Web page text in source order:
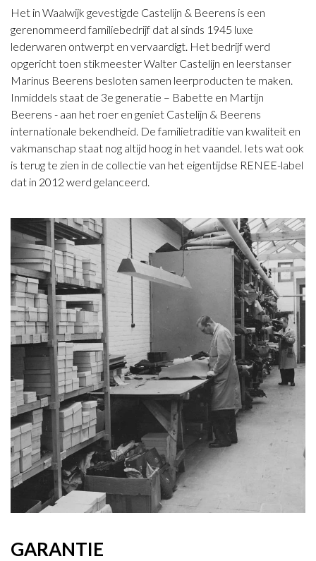
Het in Waalwijk gevestigde Castelijn & Beerens is een
gerenommeerd familiebedrijf dat al sinds 1945 luxe
lederwaren ontwerpt en vervaardigt. Het bedrijf werd
opgericht toen stikmeester Walter Castelijn en leerstanser
Marinus Beerens besloten samen leerproducten te maken.
Inmiddels staat de 3e generatie – Babette en Martijn
Beerens - aan het roer en geniet Castelijn & Beerens
internationale bekendheid. De familietraditie van kwaliteit en
vakmanschap staat nog altijd hoog in het vaandel. Iets wat ook
is terug te zien in de collectie van het eigentijdse RENEE-label
dat in 2012 werd gelanceerd.
GARANTIE